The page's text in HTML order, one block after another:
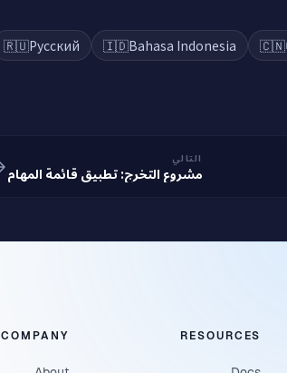
🇨🇳
🇮🇩Bahasa Indonesia
🇷🇺Русский
التالي
مشروع التخرج: تطبيق قائمة المهام
RESOURCES
COMPANY